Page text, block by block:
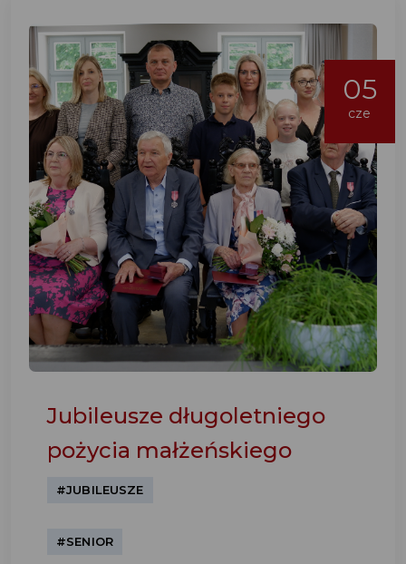
05
cze
Jubileusze długoletniego
pożycia małżeńskiego
#JUBILEUSZE
#SENIOR